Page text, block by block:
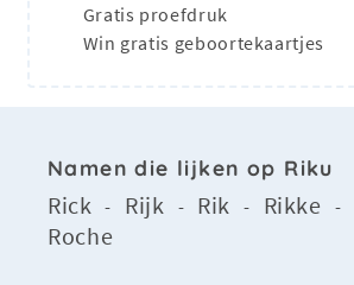
Gratis proefdruk
Win gratis geboortekaartjes
Namen die lijken op Riku
Rick - Rijk - Rik - Rikke -
Roche